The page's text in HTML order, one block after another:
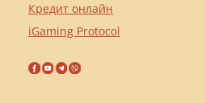
Кредит онлайн
iGaming Protocol